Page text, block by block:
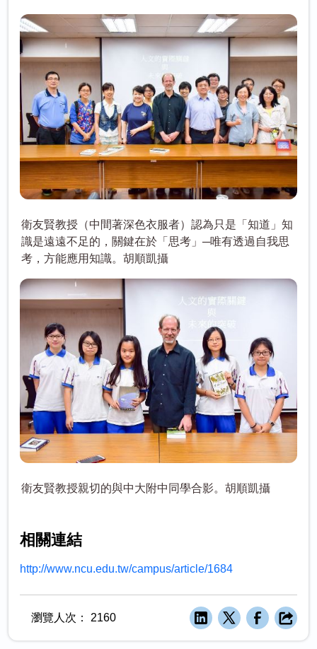
衛友賢教授（中間著深色衣服者）認為只是「知道」知
識是遠遠不足的，關鍵在於「思考」─唯有透過自我思
考，方能應用知識。胡順凱攝
衛友賢教授親切的與中大附中同學合影。胡順凱攝
相關連結
http://www.ncu.edu.tw/campus/article/1684
瀏覽人次： 2160